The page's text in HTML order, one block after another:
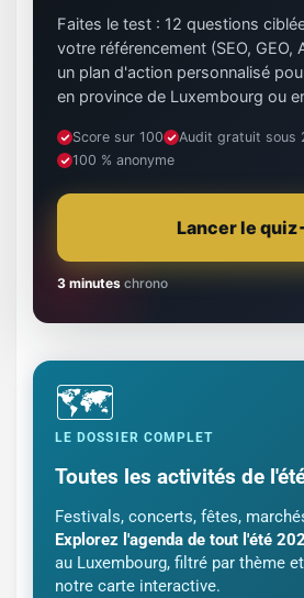
Faites le test : 12 questions
votre référencement (SEO, GEO,
un plan d'action personnalisé
en province de Luxembourg ou
Score sur 100
Audit gratuit sous
100 % anonyme
Lancer le quiz
3 minutes chrono
🗺️
LE DOSSIER COMPLET
Toutes les activités de
Festivals, concerts, fêtes,
Explorez l'agenda de tout l'été
au Luxembourg, filtré par thème
notre carte interactive.